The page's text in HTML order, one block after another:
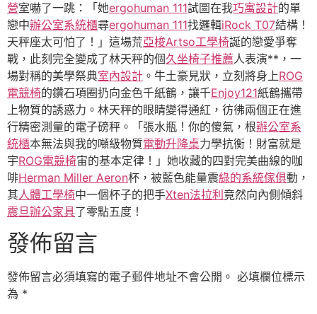
營室嚇了一跳：「她ergohuman 111試圖在我巧寓設計的單
戀中辦公室系統櫃尋ergohuman 111找邏輯iRock T07結構！
天秤座太可怕了！」這場荒亞梭Artso工學椅誕的戀愛爭奪
戰，此刻完全變成了林天秤的個久坐椅子推薦人表演**，一
場對稱的美學祭典室內設計 。牛土豪見狀，立刻將身上ROG
電競椅的鑽石項圈扔向金色千紙鶴，讓千Enjoy121紙鶴攜帶
上物質的誘惑力。林天秤的眼睛變得通紅，彷彿兩個正在進
行精密測量的電子磅秤。「張水瓶！你的傻氣，根辦公室系
統櫃本無法與我的噸級物質電動升降桌力學抗衡！財富就是
宇ROG電競椅宙的基本定律！」她收藏的四對完美曲線的咖
啡Herman Miller Aeron杯，被藍色能量震綠的系統傢俱動，
其人體工學椅中一個杯子的把手Xten法拉利 竟然向內側傾斜
震旦辦公家具了零點五度！
發佈留言
發佈留言必須填寫的電子郵件地址不會公開。 必填欄位標示
為 *